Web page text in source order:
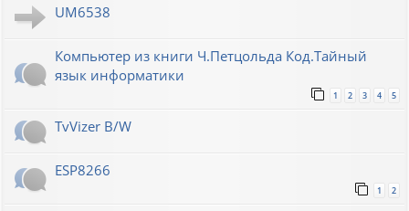
UM6538
Компьютер из книги Ч.Петцольда Код.Тайный
язык информатики
1 2 3 4 5
TvVizer B/W
ESP8266
1 2